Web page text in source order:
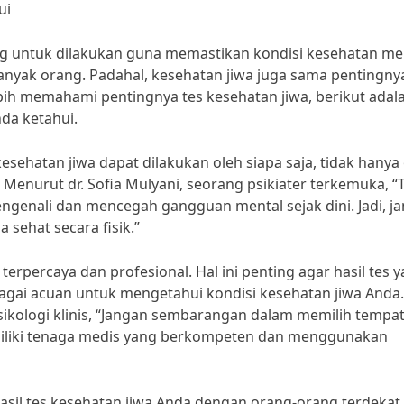
untuk dilakukan guna memastikan kondisi kesehatan
orang. Padahal, kesehatan jiwa juga sama
memahami pentingnya tes kesehatan jiwa, berikut
ketahui.
jiwa dapat dilakukan oleh siapa saja, tidak hanya
dr. Sofia Mulyani, seorang psikiater terkemuka,
dan mencegah gangguan mental sejak dini. Jadi,
sehat secara fisik.”
dan profesional. Hal ini penting agar hasil tes
acuan untuk mengetahui kondisi kesehatan jiwa Anda.
klinis, “Jangan sembarangan dalam memilih
tenaga medis yang berkompeten dan menggunakan